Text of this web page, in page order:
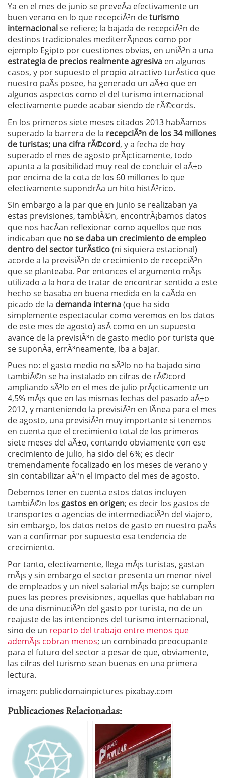
Ya en el mes de junio se preveÃ­a efectivamente un
buen verano en lo que recepciÃ³n deturismo
internacionalse refiere; la bajada de recepciÃ³n de
destinos tradicionales mediterrÃ¡neos como por
ejemplo Egipto por cuestiones obvias, en uniÃ³n a una
estrategia de precios realmente agresiva en algunos
casos, y por supuesto el propio atractivo turÃ­stico que
nuestro paÃ­s posee, ha generado un aÃ±o que en
algunos aspectos como el del turismo internacional
efectivamente puede acabar siendo de rÃ©cords.
En los primeros siete meses citados 2013 habÃ­amos
superado la barrera de la recepciÃ³n de los 34 millones
de turistas; una cifra rÃ©cord, y a fecha de hoy
superado el mes de agosto prÃ¡cticamente, todo
apunta a la posibilidad muy real de concluir el aÃ±o
por encima de la cota de los 60 millones lo que
efectivamente supondrÃ­a un hito histÃ³rico.
Sin embargo a la par que en junio se realizaban ya
estas previsiones, tambiÃ©n, encontrÃ¡bamos datos
que nos hacÃ­an reflexionar como aquellos que nos
indicaban que no se daba un crecimiento de empleo
dentro del sector turÃ­stico(ni siquiera estacional)
acorde a la previsiÃ³n de crecimiento de recepciÃ³n
que se planteaba. Por entonces el argumento mÃ¡s
utilizado a la hora de tratar de encontrar sentido a este
hecho se basaba en buena medida en la caÃ­da en
picado de la demanda interna(que ha sido
simplemente espectacular como veremos en los datos
de este mes de agosto) asÃ­ como en un supuesto
avance de la previsiÃ³n de gasto medio por turista que
se suponÃ­a, errÃ³neamente, iba a bajar.
Pues no: el gasto medio no sÃ³lo no ha bajado sino
tambiÃ©n se ha instalado en cifras de rÃ©cord
ampliando sÃ³lo en el mes de julio prÃ¡cticamente un
4,5% mÃ¡s que en las mismas fechas del pasado aÃ±o
2012, y manteniendo la previsiÃ³n en lÃ­nea para el mes
de agosto, una previsiÃ³n muy importante si tenemos
en cuenta que el crecimiento total de los primeros
siete meses del aÃ±o, contando obviamente con ese
crecimiento de julio, ha sido del 6%; es decir
tremendamente focalizado en los meses de verano y
sin contabilizar aÃºn el impacto del mes de agosto.
Debemos tener en cuenta estos datos incluyen
tambiÃ©n los gastos en origen; es decir los gastos de
transportes o agencias de intermediaciÃ³n del viajero,
sin embargo, los datos netos de gasto en nuestro paÃ­s
van a confirmar por supuesto esa tendencia de
crecimiento.
Por tanto, efectivamente, llega mÃ¡s turistas, gastan
mÃ¡s y sin embargo el sector presenta un menor nivel
de empleados y un nivel salarial mÃ¡s bajo; se cumplen
pues las peores previsiones, aquellas que hablaban no
de una disminuciÃ³n del gasto por turista, no de un
reajuste de las intenciones del turismo internacional,
sino de un reparto del trabajo entre menos que
ademÃ¡s cobran menos; un combinado preocupante
para el futuro del sector a pesar de que, obviamente,
las cifras del turismo sean buenas en una primera
lectura.
imagen: publicdomainpictures pixabay.com
Publicaciones Relacionadas: